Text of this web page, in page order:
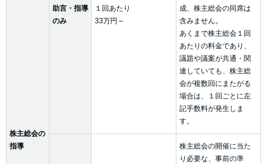
株主総会の
指導
助言・指導
のみ
１回あたり
33万円～
成、株主総会の同席は
含みません。
あくまで株主総会１回
あたりの料金であり、
議題や議案が共通・関
連していても、株主総
会が複数回にまたがる
場合は、１回ごとに左
記手数料が発生しま
す。
株主総会の開催に当た
り必要な、事前の準